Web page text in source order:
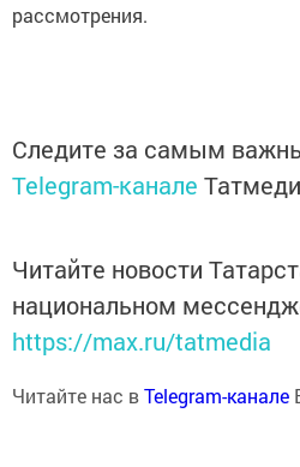
рассмотрения.
Следите за самым
Telegram-канале
Читайте новости
национальном
https://max.ru/tatmedia
Читайте нас вTelegram-канале